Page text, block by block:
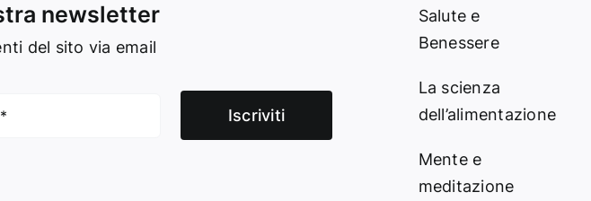
newsletter
del sito via email
Iscriviti
Salute e
Benessere
La scienza
dell’alimentazione
Mente e
meditazione